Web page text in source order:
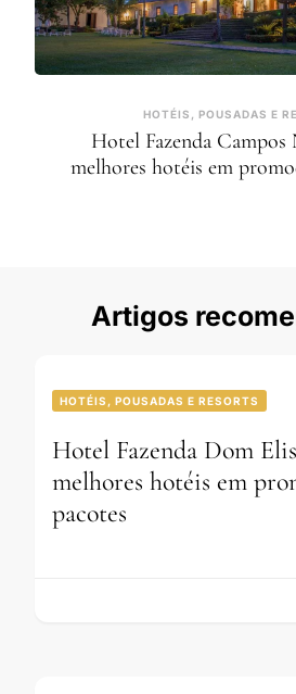
HOTÉIS, POUSADAS E
Hotel Fazenda Campos
melhores hotéis em
Artigos
HOTÉIS, POUSADAS E RESORTS
Hotel Fazenda Dom
melhores hotéis em
pacotes